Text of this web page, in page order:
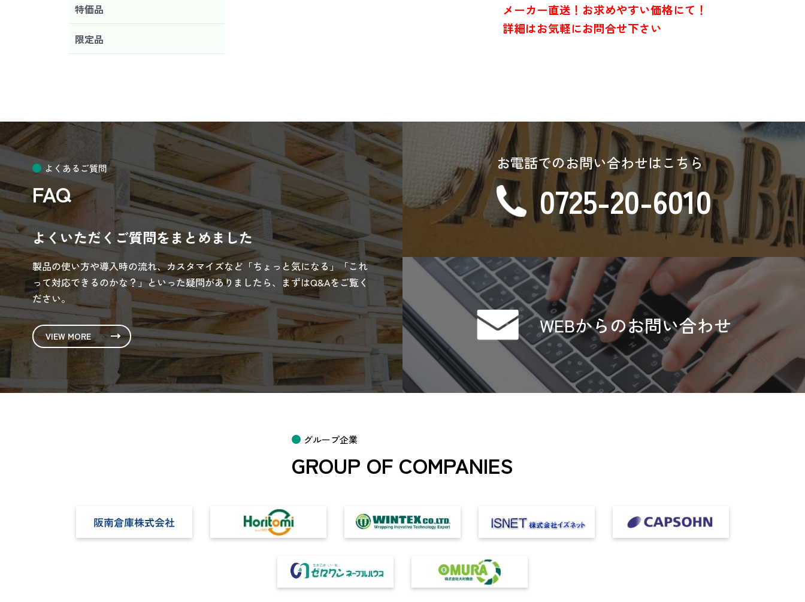
特価品
限定品
メーカー直送！お求めやすい価格にて！
詳細はお気軽にお問合せ下さい
よくあるご質問
FAQ
よくいただくご質問をまとめました
製品の使い方や導入時の流れ、カスタマイズなど「ちょっと気になる」「これ
って対応できるのかな？」といった疑問がありましたら、まずはQ&Aをご覧く
ださい。
VIEW MORE
お電話でのお問い合わせはこちら
0725-20-6010
WEBからのお問い合わせ
グループ企業
GROUP OF COMPANIES